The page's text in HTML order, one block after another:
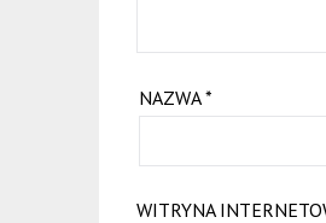
NAZWA*
WITRYNA